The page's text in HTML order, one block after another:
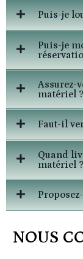
Puis-je
Puis-je
Assurez-
matériel ?
Faut-il
Quand
matériel ?
NOUS